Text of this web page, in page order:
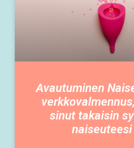
Avautuminen
sinut takaisin
naiseuteesi